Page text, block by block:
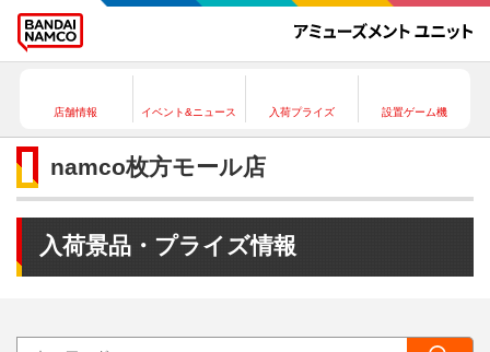
店舗情報 イベント&ニュース 入荷プライズ 設置ゲーム機
namco枚方モール店
入荷景品・プライズ情報